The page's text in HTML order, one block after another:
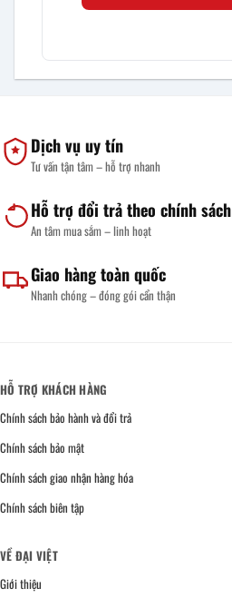
Dịch vụ uy tín
Tư vấn tận tâm – hỗ trợ nhanh
Hỗ trợ đổi trả theo chính sách
An tâm mua sắm – linh hoạt
Giao hàng toàn quốc
Nhanh chóng – đóng gói cẩn thận
HỖ TRỢ KHÁCH HÀNG
Chính sách bảo hành và đổi trả
Chính sách bảo mật
Chính sách giao nhận hàng hóa
Chính sách biên tập
VỀ ĐẠI VIỆT
Giới thiệu